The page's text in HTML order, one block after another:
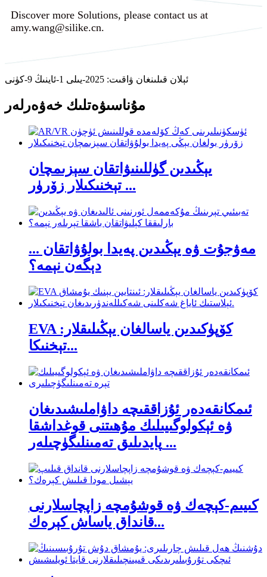
Discover more Solutions, please contact us at
amy.wang@silike.cn.
ئېلان قىلىنغان ۋاقىت: 2025-يىلى 1-ئاينىڭ 9-كۈنى
مۇناسىۋەتلىك خەۋەرلەر
يېڭىدىن گۈللىنىۋاتقان سېزىمچان
تېخنىكىلار زۆرۈر ...
مەۋجۇت ۋە يېڭىدىن پەيدا بولۇۋاتقان ...
دېگەن نېمە؟
EVA كۆپۈكىدىن ياسالغان يېڭىلىقلار:
تېخنىكا...
ئىمكانقەدەر ئۇزاققىچە داۋاملىشىدىغان
ۋە ئېكولوگىيىلىك مۇھىتنى قوغداشقا
پايدىلىق تەمىنلىگۈچىلەر ...
كىيىم-كېچەك ۋە قوشۇمچە زاپچاسلارنى
قانداق ياساش كېرەك...